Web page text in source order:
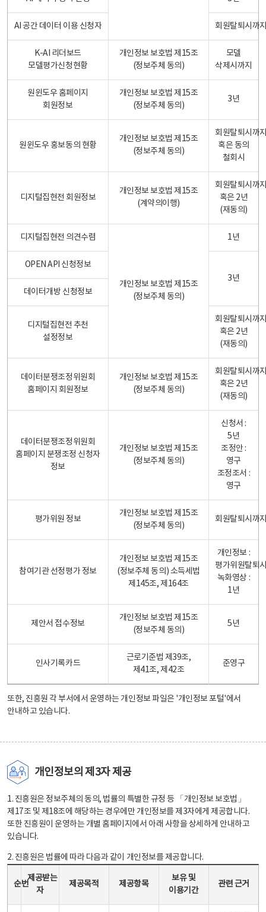
AI 공간 데이터 이용 신청자 회원탈퇴시까
K-AI 리더보드
모델평가신청현황
개인정보 보호법 제15조
(정보주체 동의)
모델
삭제시까지
원윈도우 홈페이지
회원정보
개인정보 보호법 제15조
(정보주체 동의)
3년
원윈도우 홍보동의 현황
개인정보 보호법 제15조
(정보주체 동의)
회원탈퇴시까
혹은 동의
철회시
디지털집현전 회원정보
개인정보 보호법 제15조
(계약의이행)
회원탈퇴시까
혹은 2년
(재동의)
디지털집현전 의견수렴
개인정보 보호법 제15조
(정보주체 동의)
1년
OPEN API 신청정보
3년
데이터개방 신청정보
디지털집현전 추천
설정정보
회원탈퇴시까
혹은 2년
(재동의)
데이터분쟁조정위원회
홈페이지 회원정보
개인정보 보호법 제15조
(정보주체 동의)
회원탈퇴시까
혹은 2년
(재동의)
데이터분쟁조정위원회
홈페이지 분쟁조정 신청자
정보
개인정보 보호법 제15조
(정보주체 동의)
신청서 :
5년
조정안 :
영구
조정조서 :
영구
평가위원 정보
개인정보 보호법 제15조
(정보주체 동의)
회원탈퇴시까
참여기관 선정평가 정보
개인정보 보호법 제15조
(정보주체 동의) 소득세법
제145조, 제164조
개인정보 :
평가위원탈퇴
녹화영상 :
1년
제안서 접수정보
개인정보 보호법 제15조
(정보주체 동의)
5년
인사기록카드
근로기준법 제39조,
제41조, 제42조
준영구
또한, 진흥원 각 부서에서 운영하는 개인정보 파일은 '개인정보 포털'에서
안내하고 있습니다.
개인정보의 제3자 제공
1. 진흥원은 정보주체의 동의, 법률의 특별한 규정 등 「개인정보 보호법」
제17조 및 제18조에 해당하는 경우에만 개인정보를 제3자에게 제공합니다.
또한 진흥원이 운영하는 개별 홈페이지에서 아래 사항을 상세하게 안내하고
있습니다.
2. 진흥원은 법률에 따라 다음과 같이 개인정보를 제공합니다.
순번
제공받는
자
제공목적 제공항목
보유 및
이용기간
관련 근거